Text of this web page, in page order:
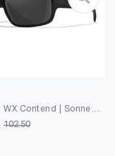
102.50